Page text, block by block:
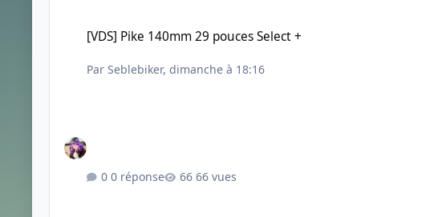
[VDS] Pike 140mm 29 pouces Select +
ParSeblebiker,dimanche à 18:16
0 réponse 66 vues